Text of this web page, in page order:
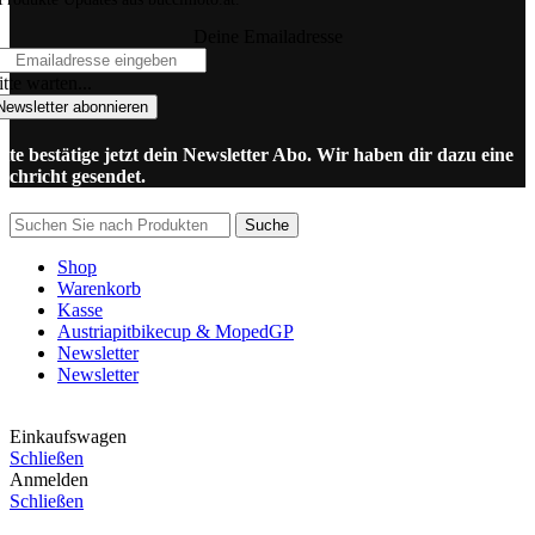
warten...
abonnieren
bestätige jetzt dein Newsletter Abo. Wir haben dir dazu eine
gesendet.
Suche
Shop
Warenkorb
Kasse
Austriapitbikecup & MopedGP
Newsletter
Newsletter
Einkaufswagen
Schließen
Anmelden
Schließen